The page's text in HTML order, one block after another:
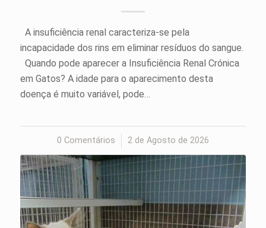
A insuficiência renal caracteriza-se pela
incapacidade dos rins em eliminar resíduos do sangue.
Quando pode aparecer a Insuficiência Renal Crónica
em Gatos? A idade para o aparecimento desta
doença é muito variável, pode…
0 Comentários
/ 2 de Agosto de 2026